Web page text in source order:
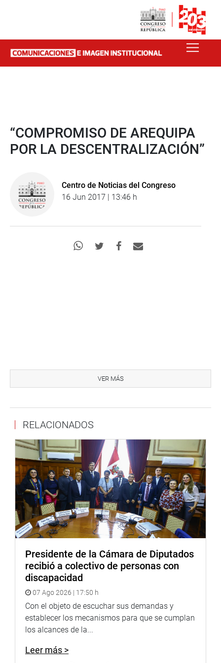
“COMPROMISO DE AREQUIPA
POR LA DESCENTRALIZACIÓN”
Centro de Noticias del Congreso
16 Jun 2017 | 13:46 h
Arequipa por la Descentralización” finalizó el Primer
Encuentro Macroregional Sur: Propuestas Legislativas de
Gobiernos Locales y Modernización de la Gestión del
y la Asociación de Municipalidades del Perú, AMPE,
presidida por Óscar Benavides Majino.
El encuentro que se desarrolló en el Teatro Municipal de
Arequipa, convocó a miembros del Poder Ejecutivo,
representantes de los gobiernos regionales, alcaldes y
autoridades de Arequipa, Moquegua, Tacna, Cusco Puno
Luego de varias horas de trabajo en torno a los peligros
naturales y su relación con el desastre, reconstrucción y
atención a las emergencias, saneamiento territorial y
conflictos sociales y agenda legislativa de Gobiernos
Regionales, los asistentes finalizaron la jornada de
evaluación e intercambio de ideas firmando un
documento de intención para el trabajo conjunto:
VER MÁS
RELACIONADOS
Presidente de la Cámara de Diputados
recibió a colectivo de personas con
discapacidad
07 Ago 2026 | 17:50 h
Con el objeto de escuchar sus demandas y
establecer los mecanismos para que se cumplan
los alcances de la...
Leer más >